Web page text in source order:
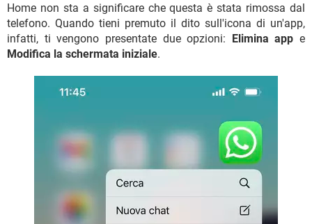
Home non sta a significare che questa è stata rimossa dal
telefono. Quando tieni premuto il dito sull'icona di un'app,
infatti, ti vengono presentate due opzioni: Elimina app e
Modifica la schermata iniziale.